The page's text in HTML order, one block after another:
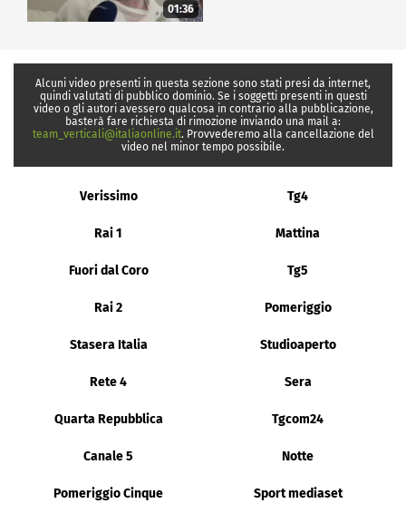
01:36
Alcuni video presenti in questa sezione sono stati presi da internet,
quindi valutati di pubblico dominio. Se i soggetti presenti in questi
video o gli autori avessero qualcosa in contrario alla pubblicazione,
basterà fare richiesta di rimozione inviando una mail a:
team_verticali@italiaonline.it. Provvederemo alla cancellazione del
video nel minor tempo possibile.
Verissimo Tg4
Rai 1 Mattina
Fuori dal Coro Tg5
Rai 2 Pomeriggio
Stasera Italia Studioaperto
Rete 4 Sera
Quarta Repubblica Tgcom24
Canale 5 Notte
Pomeriggio Cinque Sport mediaset